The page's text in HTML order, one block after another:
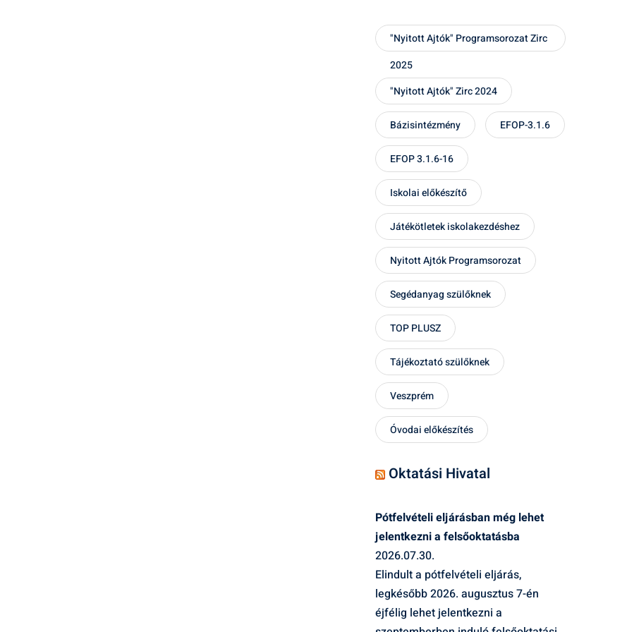
"Nyitott Ajtók" Programsorozat Zirc
2025
"Nyitott Ajtók" Zirc 2024
Bázisintézmény EFOP-3.1.6
EFOP 3.1.6-16
Iskolai előkészítő
Játékötletek iskolakezdéshez
Nyitott Ajtók Programsorozat
Segédanyag szülőknek
TOP PLUSZ
Tájékoztató szülőknek
Veszprém
Óvodai előkészítés
Oktatási Hivatal
Pótfelvételi eljárásban még lehet
jelentkezni a felsőoktatásba
2026.07.30.
Elindult a pótfelvételi eljárás,
legkésőbb 2026. augusztus 7-én
éjfélig lehet jelentkezni a